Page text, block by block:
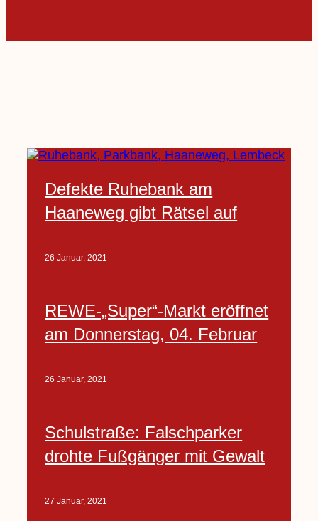
Defekte Ruhebank am
Haaneweg gibt Rätsel auf
26 Januar, 2021
REWE-„Super“-Markt eröffnet
am Donnerstag, 04. Februar
26 Januar, 2021
Schulstraße: Falschparker
drohte Fußgänger mit Gewalt
27 Januar, 2021